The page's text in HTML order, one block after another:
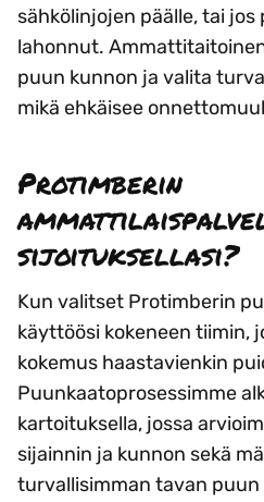
sähkölinjojen päälle, tai
lahonnut.
puun kunnon ja valita
mikä ehkäisee
Protimberin
sijoituksellasi?
Kun valitset Protimberin
käyttöösi kokeneen tiimin,
kokemus haastavienkin
Puunkaatoprosessimme
kartoituksella, jossa
sijainnin ja kunnon sekä
turvallisimman tavan puun